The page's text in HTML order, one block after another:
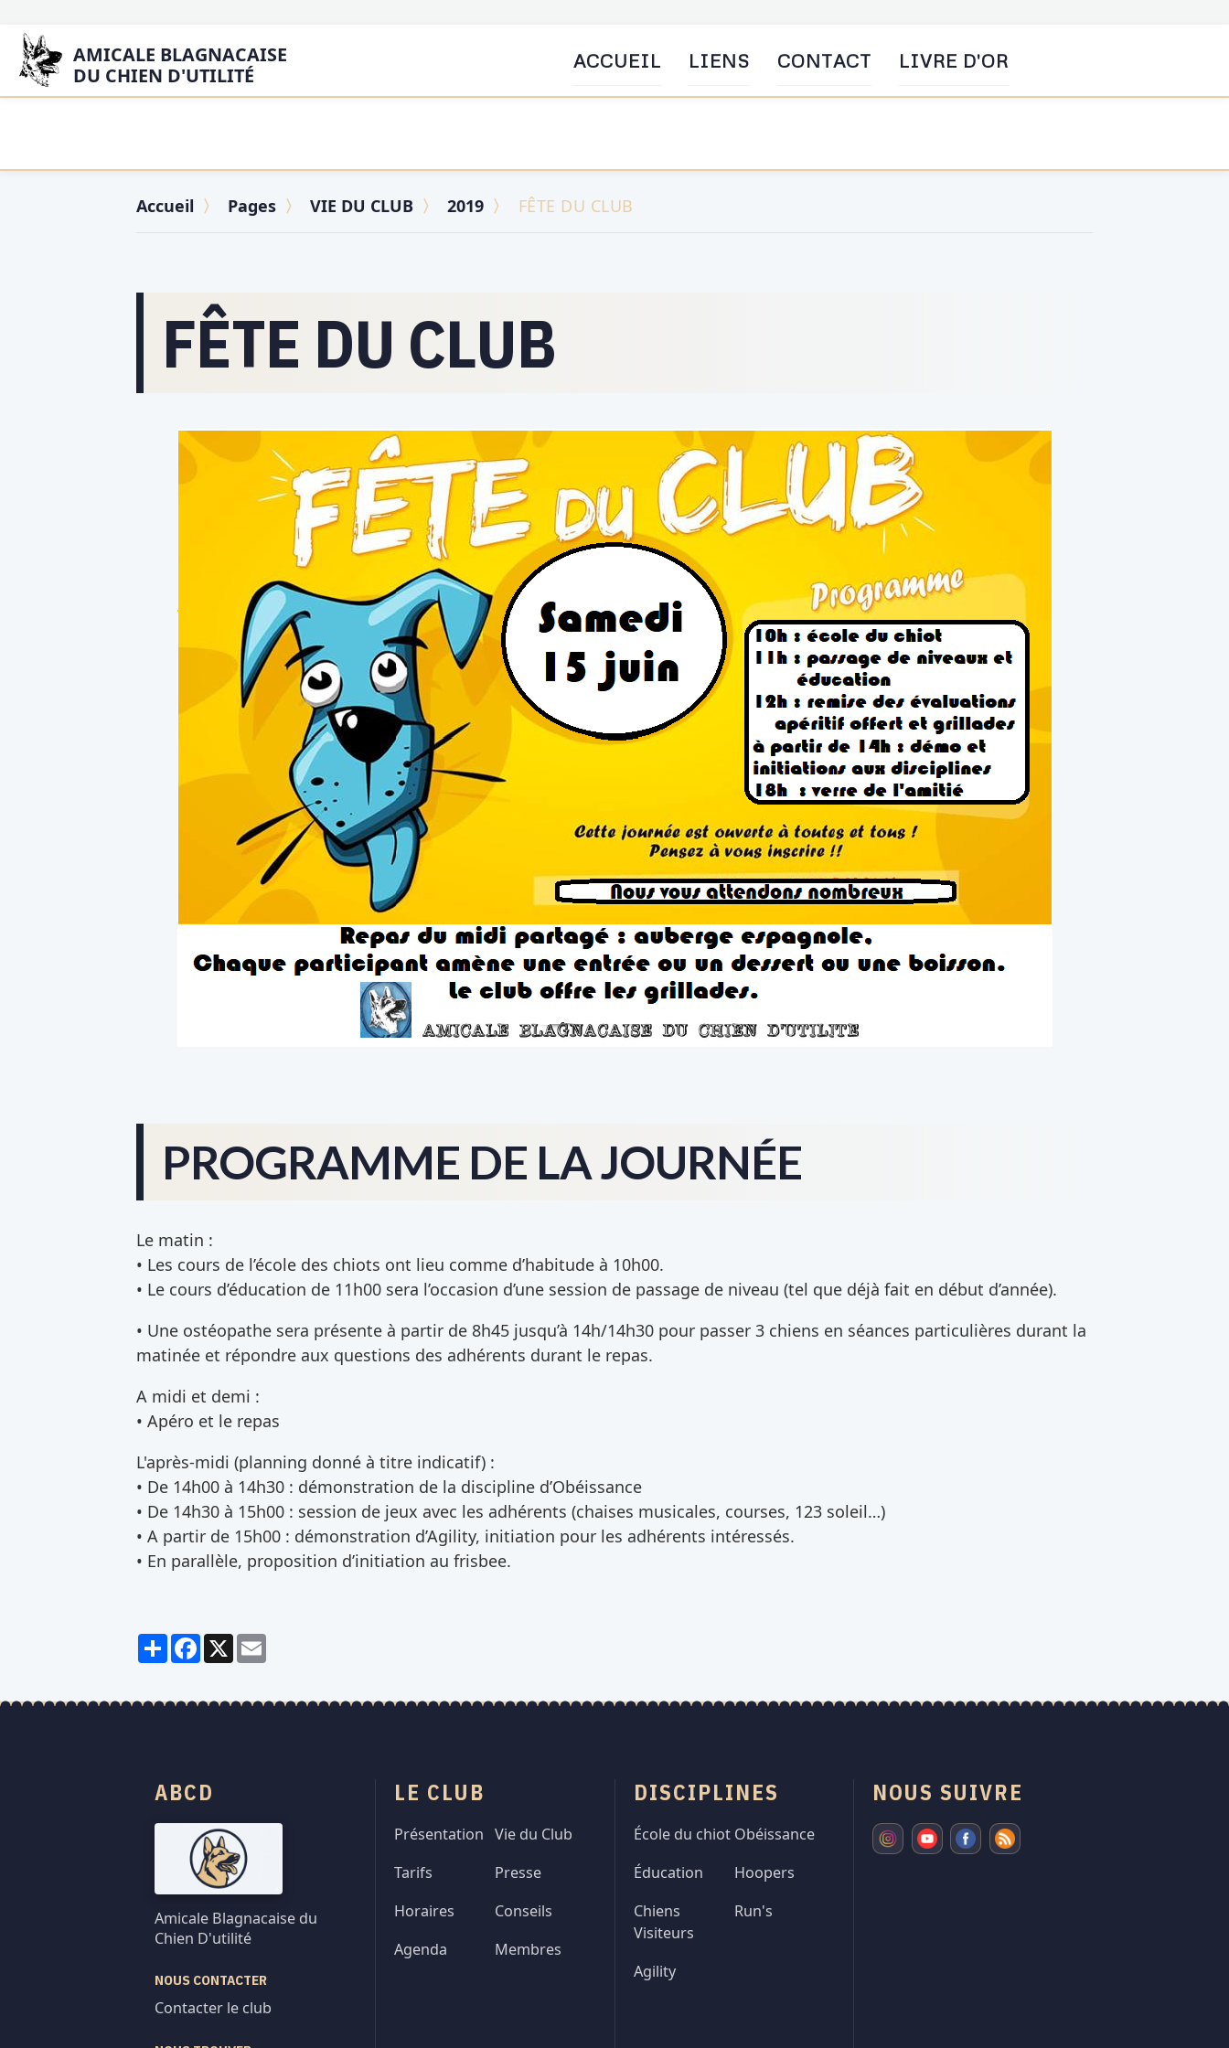
AMICALE BLAGNACAISE
DU CHIEN D'UTILITÉ
ACCUEIL LIENS CONTACT LIVRE D'OR
Accueil Pages VIE DU CLUB 2019 FÊTE DU CLUB
FÊTE DU CLUB
PROGRAMME DE LA JOURNÉE
Le matin :
• Les cours de l’école des chiots ont lieu comme d’habitude à 10h00.
• Le cours d’éducation de 11h00 sera l’occasion d’une session de passage de niveau (tel que déjà fait en début d’année).
• Une ostéopathe sera présente à partir de 8h45 jusqu’à 14h/14h30 pour passer 3 chiens en séances particulières durant la
matinée et répondre aux questions des adhérents durant le repas.
A midi et demi :
• Apéro et le repas
L'après-midi (planning donné à titre indicatif) :
• De 14h00 à 14h30 : démonstration de la discipline d’Obéissance
• De 14h30 à 15h00 : session de jeux avec les adhérents (chaises musicales, courses, 123 soleil…)
• A partir de 15h00 : démonstration d’Agility, initiation pour les adhérents intéressés.
• En parallèle, proposition d’initiation au frisbee.
PartagerFacebook
X
ABCD
Amicale Blagnacaise du
Chien D'utilité
NOUS CONTACTER
Contacter le club
LE CLUB
Présentation
Tarifs
Horaires
Agenda
Vie du Club
Presse
Conseils
Membres
DISCIPLINES
École du chiot
Éducation
Chiens
Visiteurs
Agility
Obéissance
Hoopers
Run's
NOUS SUIVRE